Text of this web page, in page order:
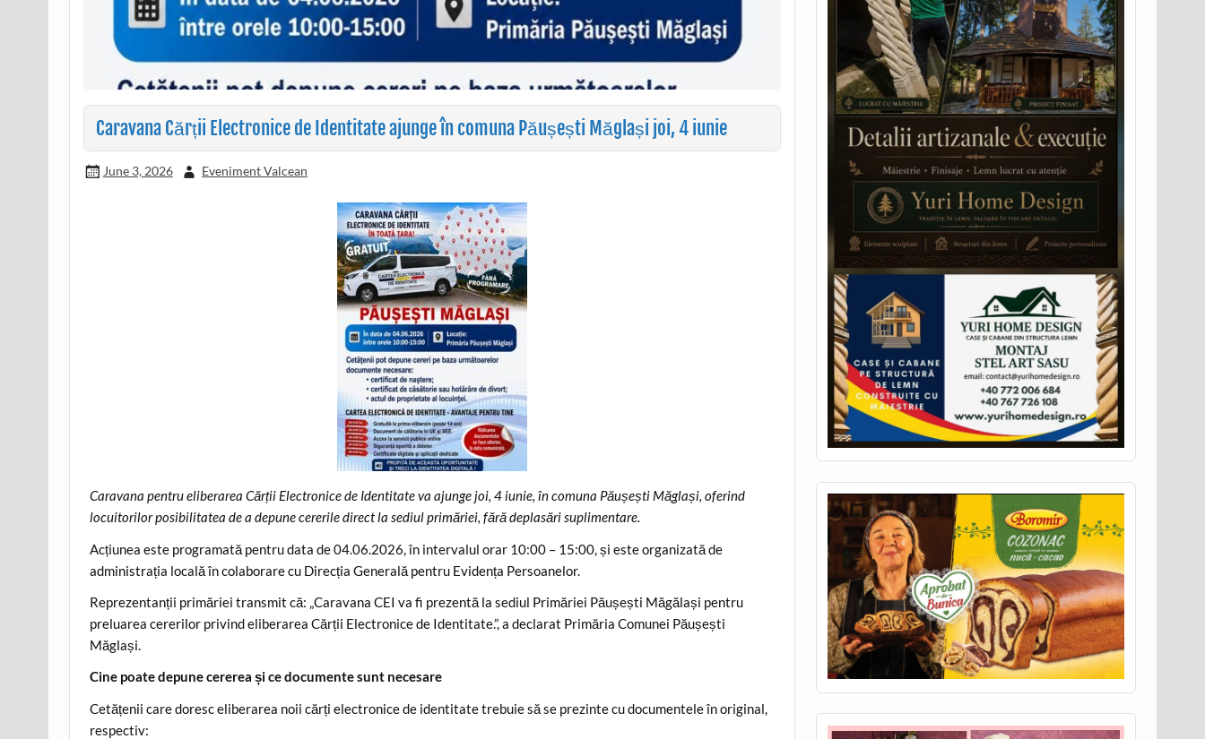
Caravana Cărții Electronice de Identitate ajunge în comuna Păușești Măglași joi, 4 iunie
June 3, 2026 Eveniment Valcean
Caravana pentru eliberarea Cărții Electronice de Identitate va ajunge joi, 4 iunie, în comuna Păușești Măglași, oferind
locuitorilor posibilitatea de a depune cererile direct la sediul primăriei, fără deplasări suplimentare.
Acțiunea este programată pentru data de 04.06.2026, în intervalul orar 10:00 – 15:00, și este organizată de
administrația locală în colaborare cu Direcția Generală pentru Evidența Persoanelor.
Reprezentanții primăriei transmit că: „Caravana CEI va fi prezentă la sediul Primăriei Păușești Măgălași pentru
preluarea cererilor privind eliberarea Cărții Electronice de Identitate.”, a declarat Primăria Comunei Păușești
Măglași.
Cine poate depune cererea și ce documente sunt necesare
Cetățenii care doresc eliberarea noii cărți electronice de identitate trebuie să se prezinte cu documentele în original,
respectiv: